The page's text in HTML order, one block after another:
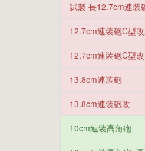
試製 長12.7cm連装
12.7cm連装砲C型
12.7cm連装砲C型
13.8cm連装砲
13.8cm連装砲改
10cm連装高角砲